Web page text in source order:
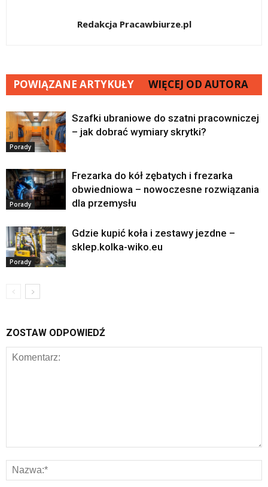
Redakcja Pracawbiurze.pl
POWIĄZANE ARTYKUŁY WIĘCEJ OD AUTORA
Porady
Szafki ubraniowe do szatni pracowniczej
– jak dobrać wymiary skrytki?
Porady
Frezarka do kół zębatych i frezarka
obwiedniowa – nowoczesne rozwiązania
dla przemysłu
Porady
Gdzie kupić koła i zestawy jezdne –
sklep.kolka-wiko.eu
ZOSTAW ODPOWIEDŹ